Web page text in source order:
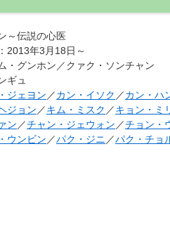
～伝説の心医
：2013年3月18日～
・グンホン／クァク・ソンチャン
ギュ
ジェヨン ／カン・イソク ／カン・ハ
ジョン ／キム・ミスク ／キョン・ミ
ン ／チャン・ジェウォン ／チョン・
ウンビン ／パク・ジニ ／パク・チョ